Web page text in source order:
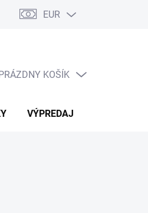
EUR
NÁKUPNÝ
KOŠÍK
VÝPREDAJ